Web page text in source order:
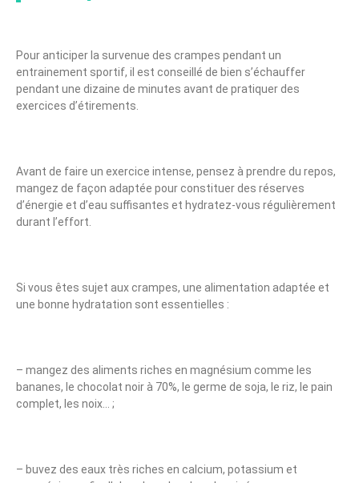
Pour anticiper la survenue des crampes pendant un
entrainement sportif, il est conseillé de bien s’échauffer
pendant une dizaine de minutes avant de pratiquer des
exercices d’étirements.
Avant de faire un exercice intense, pensez à prendre du repos,
mangez de façon adaptée pour constituer des réserves
d’énergie et d’eau suffisantes et hydratez-vous régulièrement
durant l’effort.
Si vous êtes sujet aux crampes, une alimentation adaptée et
une bonne hydratation sont essentielles :
– mangez des aliments riches en magnésium comme les
bananes, le chocolat noir à 70%, le germe de soja, le riz, le pain
complet, les noix… ;
– buvez des eaux très riches en calcium, potassium et